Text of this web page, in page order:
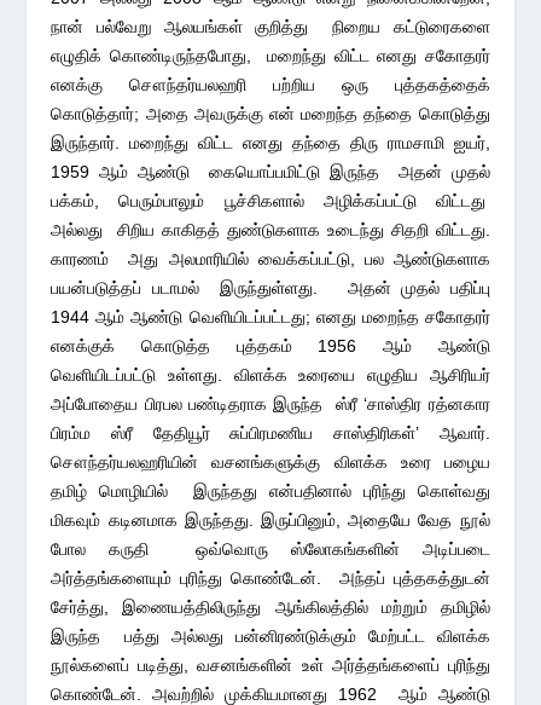
நான் பல்வேறு ஆலயங்கள் குறித்து நிறைய கட்டுரைகளை
எழுதிக் கொண்டிருந்தபோது, மறைந்து விட்ட எனது சகோதரர்
எனக்கு சௌந்தர்யலஹரி பற்றிய ஒரு புத்தகத்தைக்
கொடுத்தார்; அதை அவருக்கு என் மறைந்த தந்தை கொடுத்து
இருந்தார். மறைந்து விட்ட எனது தந்தை திரு ராமசாமி ஐயர்,
1959 ஆம் ஆண்டு கையொப்பமிட்டு இருந்த அதன் முதல்
பக்கம், பெரும்பாலும் பூச்சிகளால் அழிக்கப்பட்டு விட்டது
அல்லது சிறிய காகிதத் துண்டுகளாக உடைந்து சிதறி விட்டது.
காரணம் அது அலமாரியில் வைக்கப்பட்டு, பல ஆண்டுகளாக
பயன்படுத்தப் படாமல் இருந்துள்ளது. அதன் முதல் பதிப்பு
1944 ஆம் ஆண்டு வெளியிடப்பட்டது; எனது மறைந்த சகோதரர்
எனக்குக் கொடுத்த புத்தகம் 1956 ஆம் ஆண்டு
வெளியிடப்பட்டு உள்ளது. விளக்க உரையை எழுதிய ஆசிரியர்
அப்போதைய பிரபல பண்டிதராக இருந்த ஸ்ரீ ‘சாஸ்திர ரத்னகார
பிரம்ம ஸ்ரீ தேதியூர் சுப்பிரமணிய சாஸ்திரிகள்’ ஆவார்.
சௌந்தர்யலஹரியின் வசனங்களுக்கு விளக்க உரை பழைய
தமிழ் மொழியில் இருந்தது என்பதினால் புரிந்து கொள்வது
மிகவும் கடினமாக இருந்தது. இருப்பினும், அதையே வேத நூல்
போல கருதி ஒவ்வொரு ஸ்லோகங்களின் அடிப்படை
அர்த்தங்களையும் புரிந்து கொண்டேன். அந்தப் புத்தகத்துடன்
சேர்த்து, இணையத்திலிருந்து ஆங்கிலத்தில் மற்றும் தமிழில்
இருந்த பத்து அல்லது பன்னிரண்டுக்கும் மேற்பட்ட விளக்க
நூல்களைப் படித்து, வசனங்களின் உள் அர்த்தங்களைப் புரிந்து
கொண்டேன். அவற்றில் முக்கியமானது 1962 ஆம் ஆண்டு